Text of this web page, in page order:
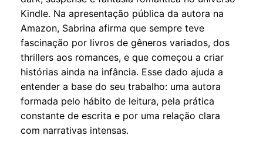
Kindle. Na apresentação pública da autora na
Amazon, Sabrina afirma que sempre teve
fascinação por livros de gêneros variados, dos
thrillers aos romances, e que começou a criar
histórias ainda na infância. Esse dado ajuda a
entender a base do seu trabalho: uma autora
formada pelo hábito de leitura, pela prática
constante de escrita e por uma relação clara
com narrativas intensas.